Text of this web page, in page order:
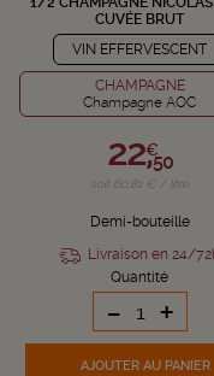
CUVÉE BRUT
VIN EFFERVESCENT
CHAMPAGNE
Champagne AOC
22,€
50
soit 60,81 € / litre
Demi-bouteille
Livraison en 24/
Quantité
- +
AJOUTERAU PANIER